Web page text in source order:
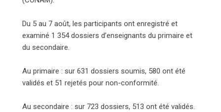
Du 5 au 7 août, les participants ont enregistré et
examiné 1 354 dossiers d’enseignants du primaire et
du secondaire.
Au primaire : sur 631 dossiers soumis, 580 ont été
validés et 51 rejetés pour non-conformité.
Au secondaire : sur 723 dossiers, 513 ont été validés.